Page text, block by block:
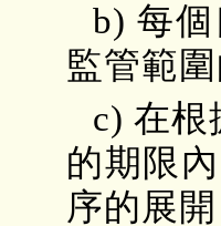
b) 每
監管範
c) 在根
的期限
序的展開